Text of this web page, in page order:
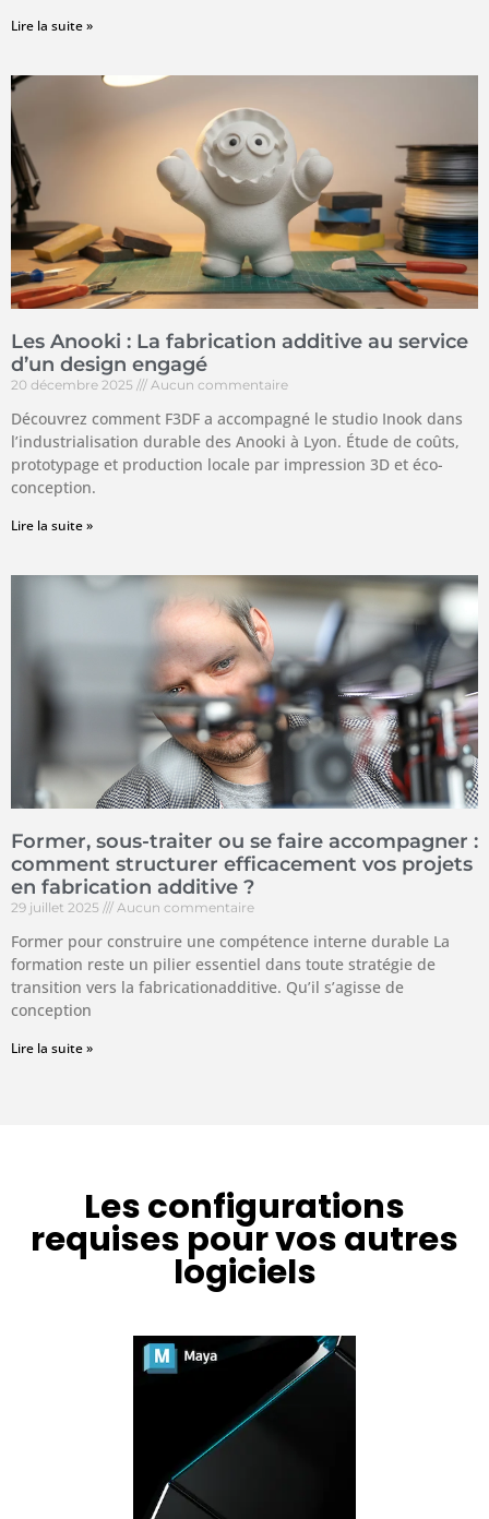
Lire la suite »
Les Anooki : La fabrication additive au service
d’un design engagé
20 décembre 2025 Aucun commentaire
Découvrez comment F3DF a accompagné le studio Inook dans
l’industrialisation durable des Anooki à Lyon. Étude de coûts,
prototypage et production locale par impression 3D et éco-
conception.
Lire la suite »
Former, sous-traiter ou se faire accompagner :
comment structurer efficacement vos projets
en fabrication additive ?
29 juillet 2025 Aucun commentaire
Former pour construire une compétence interne durable La
formation reste un pilier essentiel dans toute stratégie de
transition vers la fabricationadditive. Qu’il s’agisse de
conception
Lire la suite »
Les configurations
requises pour vos autres
logiciels